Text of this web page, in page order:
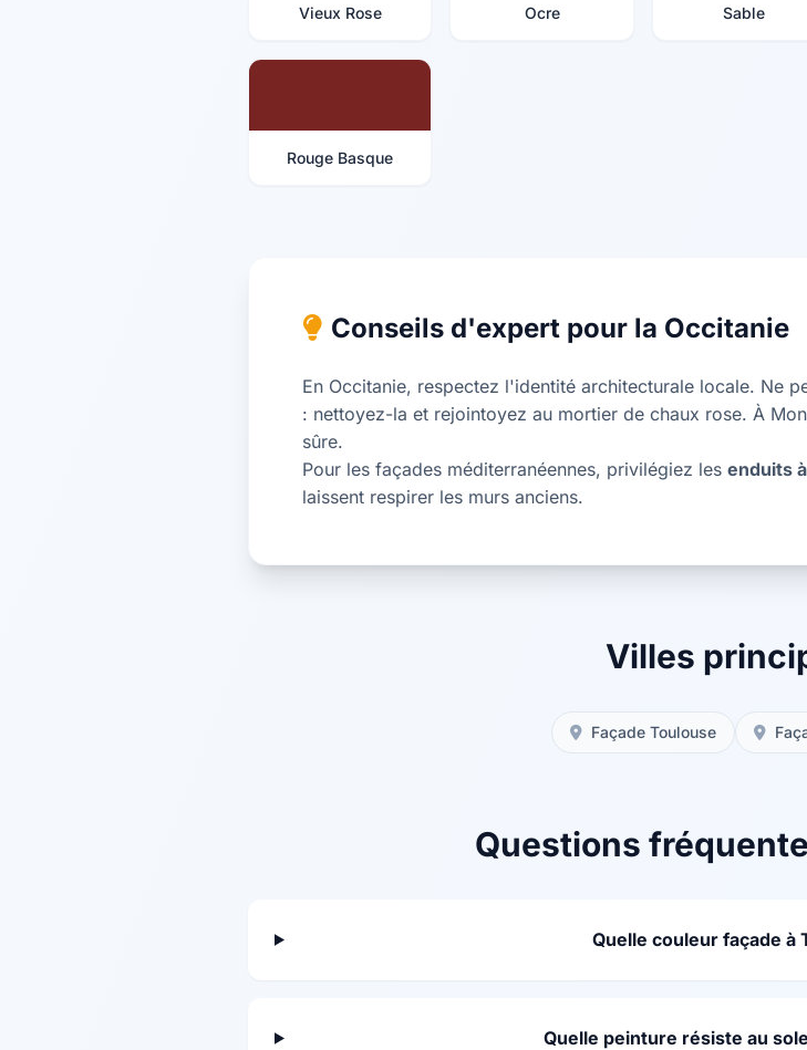
Vieux Rose Ocre Sable
Rouge Basque
Conseils d'expert pour la Occitanie
En Occitanie, respectez l'identité architecturale locale. Ne
: nettoyez-la et rejointoyez au mortier de chaux rose. À
sûre.
Pour les façades méditerranéennes, privilégiez les enduits
laissent respirer les murs anciens.
Villes
Façade Toulouse
Questions
Quelle couleur façade à
Quelle peinture résiste au